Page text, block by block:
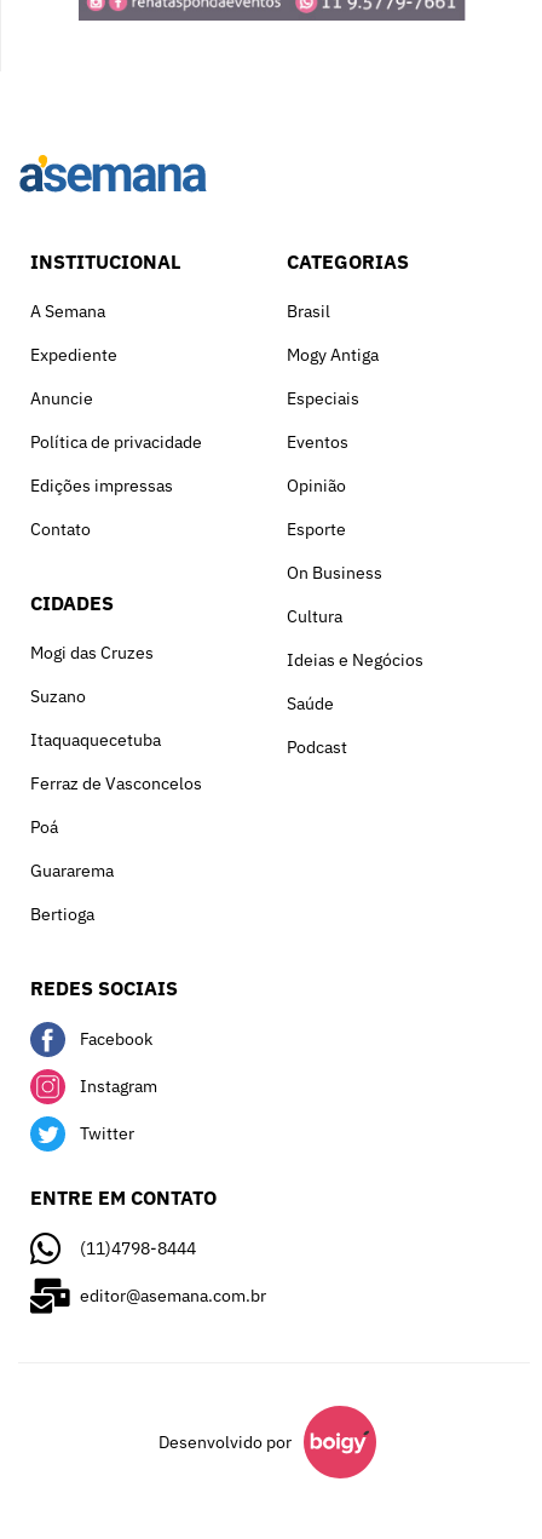
INSTITUCIONAL
A Semana
Expediente
Anuncie
Política de privacidade
Edições impressas
Contato
CIDADES
Mogi das Cruzes
Suzano
Itaquaquecetuba
Ferraz de Vasconcelos
Poá
Guararema
Bertioga
CATEGORIAS
Brasil
Mogy Antiga
Especiais
Eventos
Opinião
Esporte
On Business
Cultura
Ideias e Negócios
Saúde
Podcast
REDES SOCIAIS
Facebook
Instagram
Twitter
ENTRE EM CONTATO
(11)4798-8444
editor@asemana.com.br
Desenvolvido por